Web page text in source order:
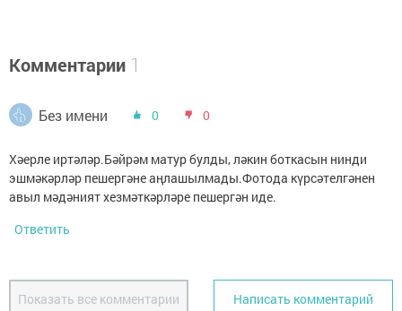
Комментарии 1
Без имени 0 0
Хәерле иртәләр.Бәйрәм матур булды, ләкин боткасын нинди
эшмәкәрләр пешергәне аңлашылмады.Фотода күрсәтелгәнен
авыл мәдәният хезмәткәрләре пешергән иде.
Ответить
Показать все комментарии Написать комментарий